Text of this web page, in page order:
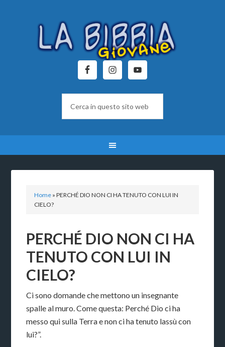
Home »PERCHÉ DIO NON CI HA TENUTO CON LUI IN
CIELO?
PERCHÉ DIO NON CI HA
TENUTO CON LUI IN
CIELO?
Ci sono domande che mettono un insegnante
spalle al muro. Come questa: Perché Dio ci ha
messo qui sulla Terra e non ci ha tenuto lassù con
lui?”.